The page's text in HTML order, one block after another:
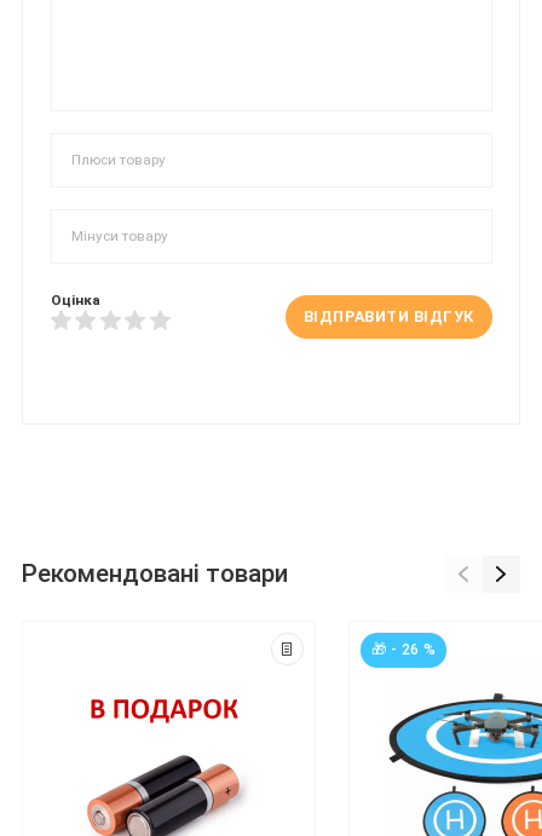
Оцінка
ВІДПРАВИТИ ВІДГУК
Рекомендовані товари
🎁 - 26 %